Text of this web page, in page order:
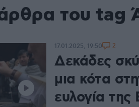
του tag
Δεκάδες
μια κότα
ευλογία της
17.01.2025, 19:50 2